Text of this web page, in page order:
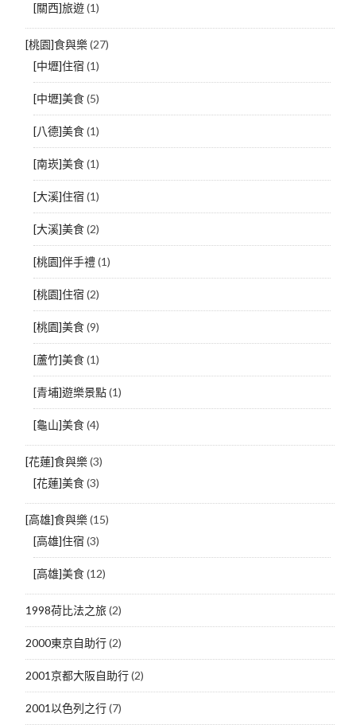
[關西]旅遊(1)
[桃園]食與樂(27)
[中壢]住宿 (1)
[中壢]美食(5)
[八德]美食(1)
[南崁]美食(1)
[大溪]住宿 (1)
[大溪]美食(2)
[桃園]伴手禮(1)
[桃園]住宿 (2)
[桃園]美食(9)
[蘆竹]美食(1)
[青埔]遊樂景點(1)
[龜山]美食(4)
[花蓮]食與樂(3)
[花蓮]美食(3)
[高雄]食與樂(15)
[高雄]住宿 (3)
[高雄]美食(12)
1998荷比法之旅(2)
2000東京自助行(2)
2001京都大阪自助行(2)
2001以色列之行(7)